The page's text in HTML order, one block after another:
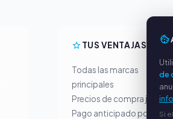
TUS VENTAJAS
Todas las marcas
principales
Precios de compra justos
Pago anticipado por
de
Si